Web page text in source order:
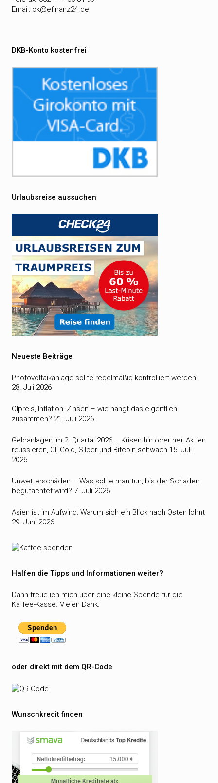
Email: ok@efinanz24.de
DKB-Konto kostenfrei
Urlaubsreise aussuchen
Neueste Beiträge
Photovoltaikanlage sollte regelmäßig kontrolliert werden
28. Juli 2026
Ölpreis, Inflation, Zinsen – wie hängt das eigentlich
zusammen? 21. Juli 2026
Geldanlagen im 2. Quartal 2026 – Krisen hin oder her, Aktien
reüssieren, Öl, Gold, Silber und Bitcoin schwach 15. Juli
2026
Unwetterschäden – Was sollte man tun, bis der Schaden
begutachtet wird? 7. Juli 2026
Asien ist im Aufwind: Warum sich ein Blick nach Osten lohnt
29. Juni 2026
Halfen die Tipps und Informationen weiter?
Dann freue ich mich über eine kleine Spende für die
Kaffee-Kasse. Vielen Dank.
oder direkt mit dem QR-Code
Wunschkredit finden